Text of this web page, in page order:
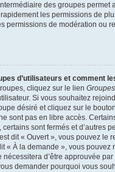
des groupes permet
les permissions de
permissions de modération ou
d’utilisateurs et comment
cliquez sur le lien
Si vous souhaitez
désiré et cliquez sur le
sont pas en libre accès.
sont fermés et d’autres
dit « Ouvert », vous pouvez le
« À la demande », vous pouvez
d’être approuvée par
demander pourquoi vous